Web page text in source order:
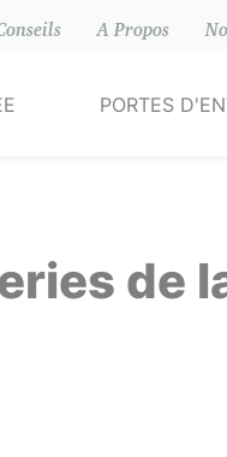
A Propos
PORTES
PVC
de